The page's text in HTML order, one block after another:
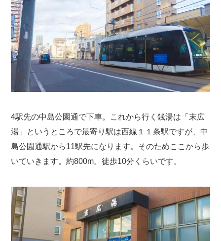
4駅先の中島公園通で下車。これから行く銭湯は「末広
湯」というところで最寄り駅は西線１１条駅ですが、中
島公園通駅から11駅先になります。そのためここから歩
いていきます。約800m。徒歩10分くらいです。